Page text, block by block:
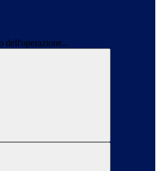
dell'operazione...